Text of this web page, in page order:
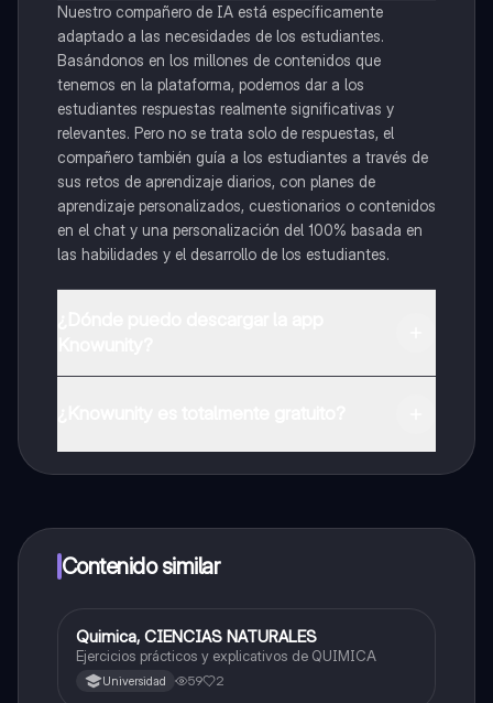
Nuestro compañero de IA está específicamente
adaptado a las necesidades de los estudiantes.
Basándonos en los millones de contenidos que
tenemos en la plataforma, podemos dar a los
estudiantes respuestas realmente significativas y
relevantes. Pero no se trata solo de respuestas, el
compañero también guía a los estudiantes a través de
sus retos de aprendizaje diarios, con planes de
aprendizaje personalizados, cuestionarios o contenidos
en el chat y una personalización del 100% basada en
las habilidades y el desarrollo de los estudiantes.
a determinadas funciones.
Contenido similar
ICFES: Ciencias Naturales
Quimica, CIENCIAS NATURALES
Ejercicios prácticos y explicativos de QUIMICA
Universidad 59 2